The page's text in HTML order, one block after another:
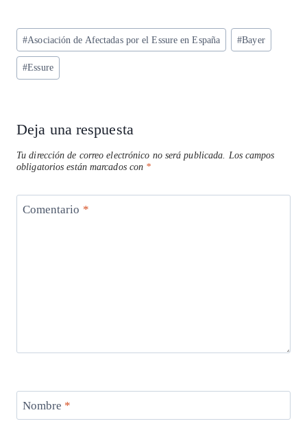
ts
A
eg
ra
eb
o
ke
dI
ai
l
re
Etiquetas
de
la
#Asociación de Afectadas por el Essure en España #Bayer
#Essure
Deja una respuesta
Tu dirección de correo electrónico no será publicada.
Los campos
obligatorios están marcados con *
Comentario *
Nombre *